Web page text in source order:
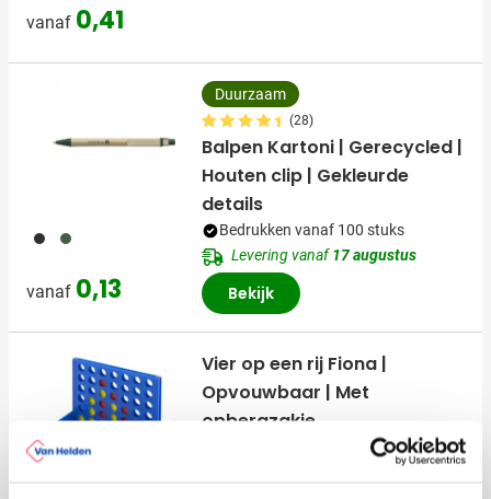
vanaf 0,41
001 004
vanaf 0,13
Duurzaam
(28)
Balpen Kartoni | Gerecycled |
Houten clip | Gekleurde
details
Bedrukken vanaf 100 stuks
Levering vanaf17 augustus
Bekijk
Vier op een rij Fiona |
Opvouwbaar | Met
opbergzakje
Bedrukken vanaf 70 stuks
19 augustus